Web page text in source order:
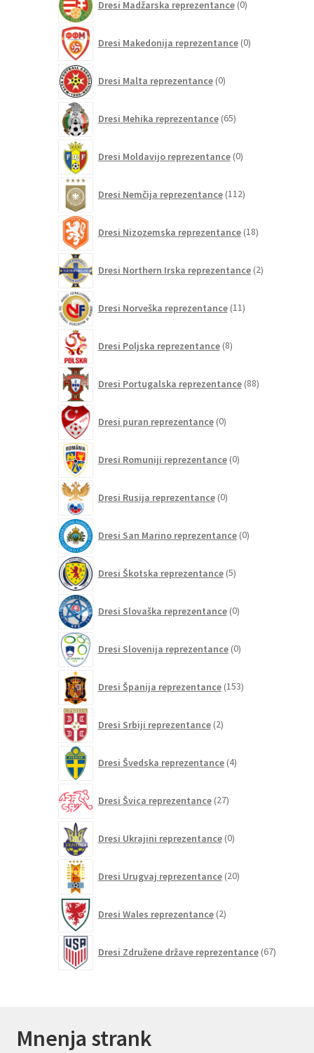
Dresi Madžarska reprezentance 0izdelkov
Dresi Makedonija reprezentance 0izdelkov
Dresi Malta reprezentance 0izdelkov
Dresi Mehika reprezentance 65izdelkov
Dresi Moldavijo reprezentance 0izdelkov
Dresi Nemčija reprezentance 112izdelkov
Dresi Nizozemska reprezentance 18izdelkov
Dresi Northern Irska reprezentance 2izdelka
Dresi Norveška reprezentance 11izdelkov
Dresi Poljska reprezentance 8izdelkov
Dresi Portugalska reprezentance 88izdelkov
Dresi puran reprezentance 0izdelkov
Dresi Romuniji reprezentance 0izdelkov
Dresi Rusija reprezentance 0izdelkov
Dresi San Marino reprezentance 0izdelkov
Dresi Škotska reprezentance 5izdelkov
Dresi Slovaška reprezentance 0izdelkov
Dresi Slovenija reprezentance 0izdelkov
Dresi Španija reprezentance 153izdelkov
Dresi Srbiji reprezentance 2izdelka
Dresi Švedska reprezentance 4izdelki
Dresi Švica reprezentance 27izdelkov
Dresi Ukrajini reprezentance 0izdelkov
Dresi Urugvaj reprezentance 20izdelkov
Dresi Wales reprezentance 2izdelka
Dresi Združene države reprezentance 67izdelkov
Mnenja strank